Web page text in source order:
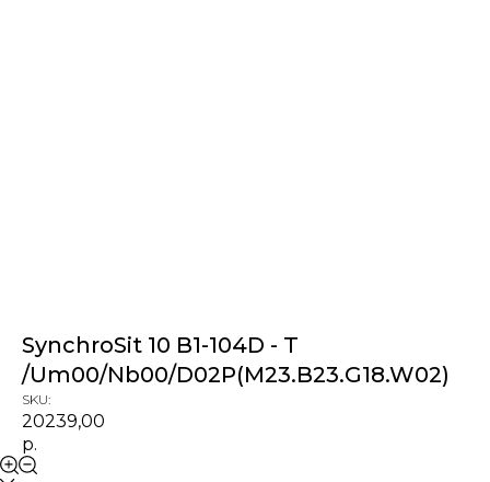
SynchroSit 10 B1-104D - T
/Um00/Nb00/D02P(M23.B23.G18.W02)
SKU:
20239,00
р.